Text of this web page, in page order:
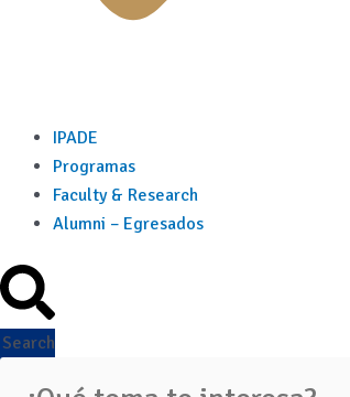
IPADE
Programas
Faculty & Research
Alumni – Egresados
Search